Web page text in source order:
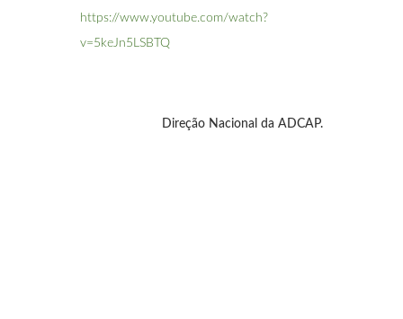
https://www.youtube.com/watch?
v=5keJn5LSBTQ
Direção Nacional da ADCAP.